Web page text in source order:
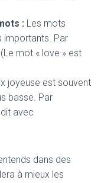
: Les mots
importants. Par
mot « love » est
joyeuse est souvent
basse. Par
avec
dans des
à mieux les